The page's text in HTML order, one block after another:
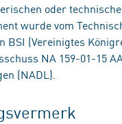
oder
wurde vom
BSI (Vereinigtes
NA 159-01-15
(NADL).